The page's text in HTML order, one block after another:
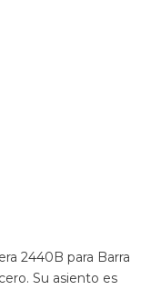
2440B para Barra
Su asiento es